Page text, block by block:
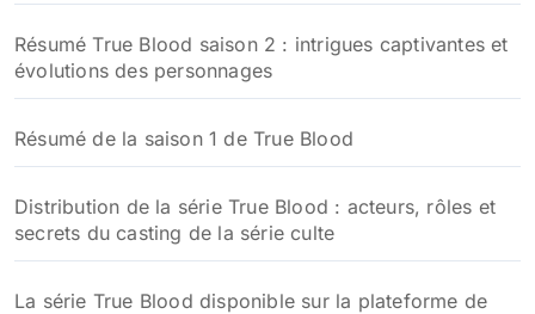
Résumé True Blood saison 2 : intrigues captivantes et
évolutions des personnages
Résumé de la saison 1 de True Blood
Distribution de la série True Blood : acteurs, rôles et
secrets du casting de la série culte
La série True Blood disponible sur la plateforme de